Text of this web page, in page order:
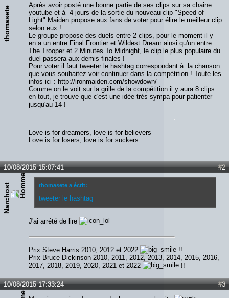
thomasete
Après avoir posté une bonne partie de ses clips sur sa chaine
youtube et à 4 jours de la sortie du nouveau clip "Speed of
Light" Maiden propose aux fans de voter pour élire le meilleur clip
selon eux !
Le groupe propose des duels entre 2 clips, pour le moment il y
en a un entre Final Frontier et Wildest Dream ainsi qu'un entre
The Trooper et 2 Minutes To Midnight, le clip le plus populaire du
duel passera aux demis finales !
Pour voter il faut tweeter le hashtag correspondant à la chanson
que vous souhaitez voir continuer dans la compétition ! Toute les
infos ici : http://ironmaiden.com/showdown/
Comme on le voit sur la grille de la compétition il y aura 8 clips
en tout, je trouve que c'est une idée très sympa pour patienter
jusqu'au 14 !
Love is for dreamers, love is for believers
Love is for losers, love is for suckers
#2
10/08/2015 15:07:41
Narchost thomasete a écrit:
tweeter le hashtag
J'ai arrété de lire
Prix Steve Harris 2010, 2012 et 2022
!!
Prix Bruce Dickinson 2010, 2011, 2012, 2013, 2014, 2015, 2016,
2017, 2018, 2019, 2020, 2021 et 2022
!!
#3
10/08/2015 17:33:24